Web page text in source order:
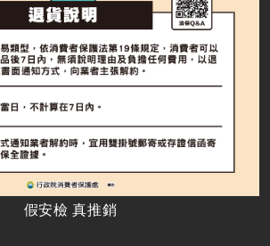
假安檢 真推銷